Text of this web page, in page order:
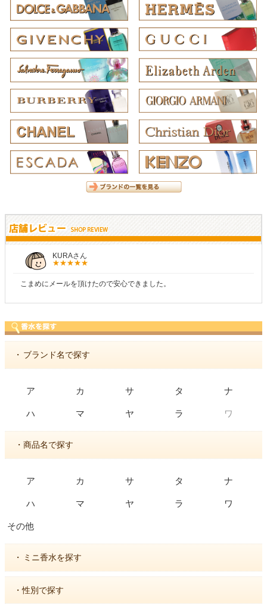
商品が早く届いたのでよかったです。また利
・ ブランド名で探す
ア カ サ タ ナ
ハ マ ヤ ラ ワ
・商品名で探す
ア カ サ タ ナ
ハ マ ヤ ラ ワ
その他
・ ミニ香水を探す
・性別で探す